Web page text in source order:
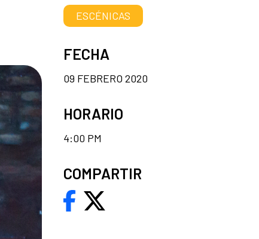
ESCÉNICAS
FECHA
09 FEBRERO 2020
HORARIO
4:00 PM
COMPARTIR